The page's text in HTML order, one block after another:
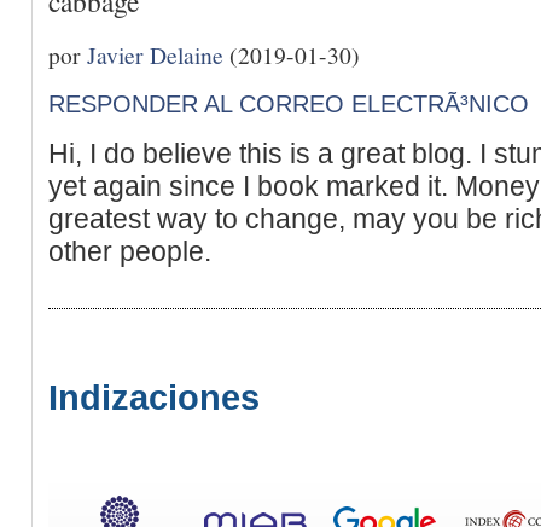
porJavier Delaine (2019-01-30)
RESPONDER AL CORREO ELECTRÃ³NICO
Hi, I do believe this is a great blog. I
yet again since I book marked it.
greatest way to change, may you be
other people.
Indizaciones